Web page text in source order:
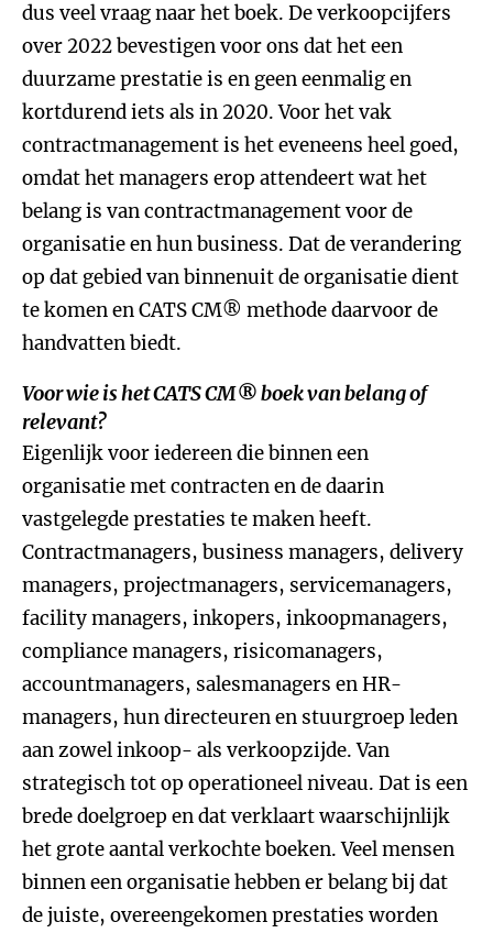
dus veel vraag naar het boek. De verkoopcijfers
over 2022 bevestigen voor ons dat het een
duurzame prestatie is en geen eenmalig en
kortdurend iets als in 2020. Voor het vak
contractmanagement is het eveneens heel goed,
omdat het managers erop attendeert wat het
belang is van contractmanagement voor de
organisatie en hun business. Dat de verandering
op dat gebied van binnenuit de organisatie dient
te komen en CATS CM® methode daarvoor de
handvatten biedt.
Voor wie is het CATS CM® boek van belang of
relevant?
Eigenlijk voor iedereen die binnen een
organisatie met contracten en de daarin
vastgelegde prestaties te maken heeft.
Contractmanagers, business managers, delivery
managers, projectmanagers, servicemanagers,
facility managers, inkopers, inkoopmanagers,
compliance managers, risicomanagers,
accountmanagers, salesmanagers en HR-
managers, hun directeuren en stuurgroep leden
aan zowel inkoop- als verkoopzijde. Van
strategisch tot op operationeel niveau. Dat is een
brede doelgroep en dat verklaart waarschijnlijk
het grote aantal verkochte boeken. Veel mensen
binnen een organisatie hebben er belang bij dat
de juiste, overeengekomen prestaties worden